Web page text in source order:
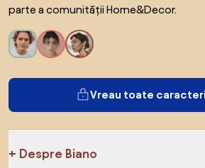
parte a comunității Home&Decor.
Vreau toate
Despre Biano